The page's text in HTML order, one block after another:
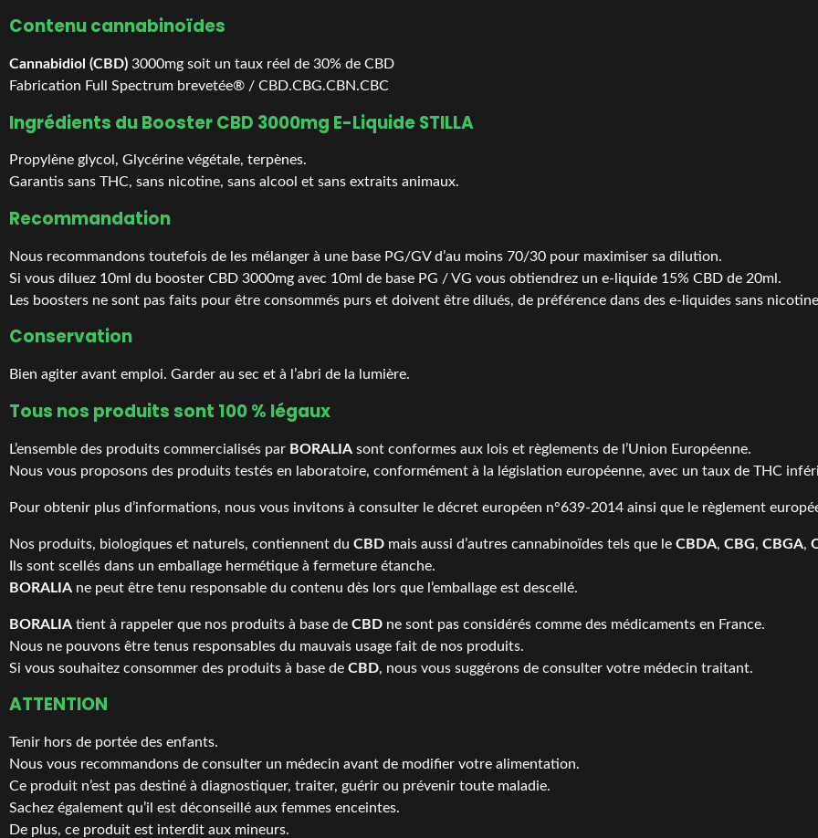
Contenu cannabinoïdes
Cannabidiol (CBD) 3000mg soit un taux réel de 30% de CBD
Fabrication Full Spectrum brevetée® / CBD.CBG.CBN.CBC
Ingrédients du Booster CBD 3000mg E-Liquide STILLA
Propylène glycol, Glycérine végétale, terpènes.
Garantis sans THC, sans nicotine, sans alcool et sans extraits animaux.
Recommandation
Nous recommandons toutefois de les mélanger à une base PG/GV d’au moins 70/30 pour maximiser sa dilution.
Si vous diluez 10ml du booster CBD 3000mg avec 10ml de base PG / VG vous obtiendrez un e-liquide 15% CBD de 20ml.
Les boosters ne sont pas faits pour être consommés purs et doivent être dilués, de préférence dans des e-liquides sans
Conservation
Bien agiter avant emploi. Garder au sec et à l’abri de la lumière.
Tous nos produits sont 100 % légaux
L’ensemble des produits commercialisés par BORALIA sont conformes aux lois et règlements de l’Union Européenne.
Nous vous proposons des produits testés en laboratoire, conformément à la législation européenne, avec un taux de THC
Pour obtenir plus d’informations, nous vous invitons à consulter le décret européen n°639-2014 ainsi que le règlement
Nos produits, biologiques et naturels, contiennent du CBD mais aussi d’autres cannabinoïdes tels que le CBDA, CBG, CBGA,
Ils sont scellés dans un emballage hermétique à fermeture étanche.
BORALIA ne peut être tenu responsable du contenu dès lors que l’emballage est descellé.
BORALIA tient à rappeler que nos produits à base de CBD ne sont pas considérés comme des médicaments en France.
Nous ne pouvons être tenus responsables du mauvais usage fait de nos produits.
Si vous souhaitez consommer des produits à base de CBD, nous vous suggérons de consulter votre médecin traitant.
ATTENTION
Tenir hors de portée des enfants.
Nous vous recommandons de consulter un médecin avant de modifier votre alimentation.
Ce produit n’est pas destiné à diagnostiquer, traiter, guérir ou prévenir toute maladie.
Sachez également qu’il est déconseillé aux femmes enceintes.
De plus, ce produit est interdit aux mineurs.